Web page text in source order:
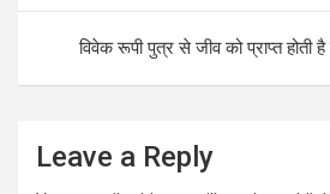
विवेक रूपी पुत्र से जीव को प्राप्त होती है
Leave a Reply